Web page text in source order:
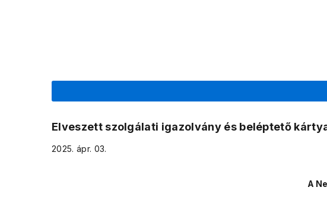
Elveszett szolgálati igazolvány és beléptető
2025. ápr. 03.
A